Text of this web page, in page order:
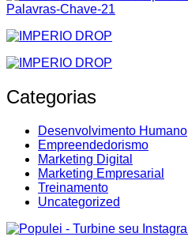
Categorias
Desenvolvimento Humano
Empreendedorismo
Marketing Digital
Marketing Empresarial
Treinamento
Uncategorized